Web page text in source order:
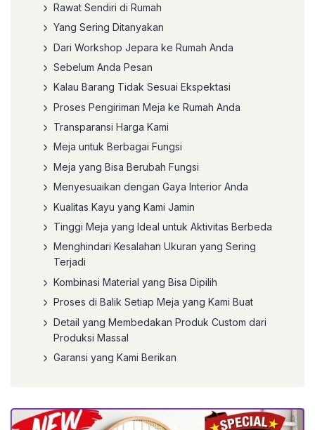
Rawat Sendiri di Rumah
Yang Sering Ditanyakan
Dari Workshop Jepara ke Rumah Anda
Sebelum Anda Pesan
Kalau Barang Tidak Sesuai Ekspektasi
Proses Pengiriman Meja ke Rumah Anda
Transparansi Harga Kami
Meja untuk Berbagai Fungsi
Meja yang Bisa Berubah Fungsi
Menyesuaikan dengan Gaya Interior Anda
Kualitas Kayu yang Kami Jamin
Tinggi Meja yang Ideal untuk Aktivitas Berbeda
Menghindari Kesalahan Ukuran yang Sering
Terjadi
Kombinasi Material yang Bisa Dipilih
Proses di Balik Setiap Meja yang Kami Buat
Detail yang Membedakan Produk Custom dari
Produksi Massal
Garansi yang Kami Berikan